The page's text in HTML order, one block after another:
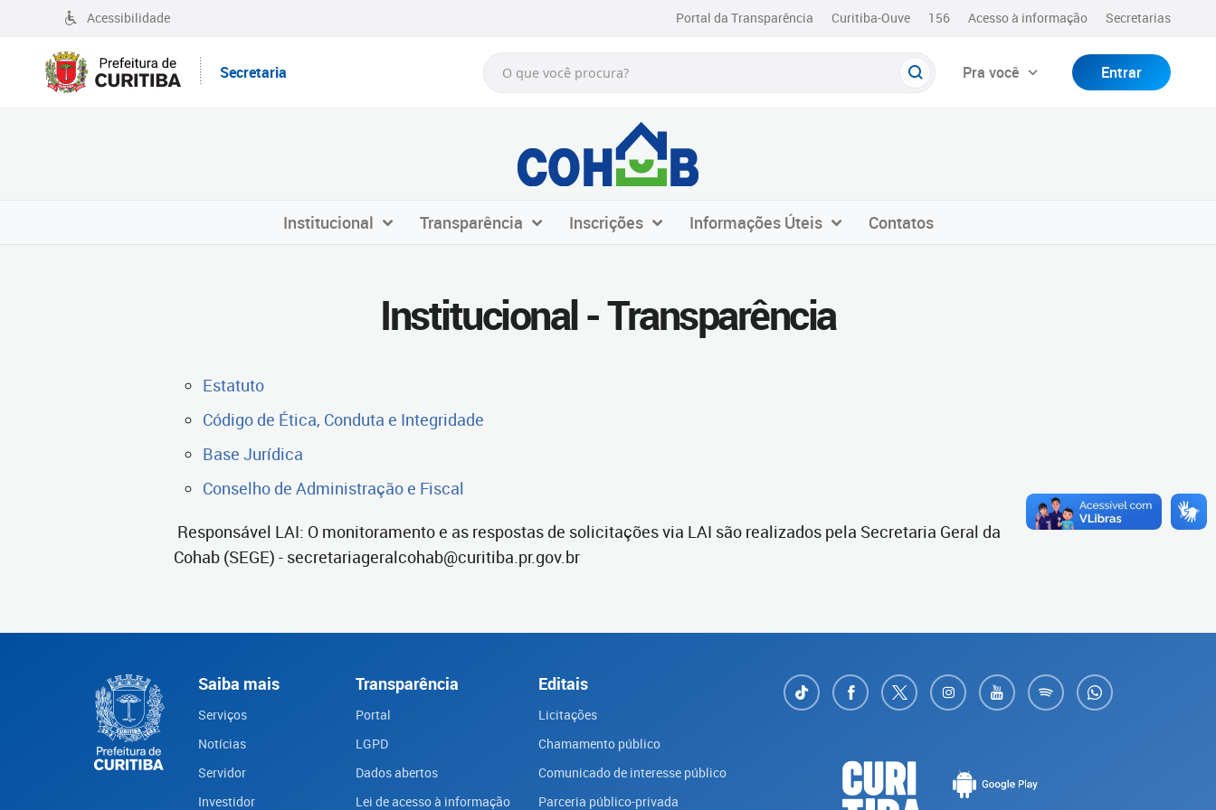
Acessibilidade Portal da Transparência Curitiba-Ouve 156 Acesso à informação Secretarias
Secretaria Pra você Entrar
Institucional Transparência Inscrições Informações Úteis Contatos
Institucional - Transparência
Estatuto
Código de Ética, Conduta e Integridade
Base Jurídica
Conselho de Administração e Fiscal
Responsável LAI: O monitoramento e as respostas de solicitações via LAI são realizados pela Secretaria Geral da
Cohab (SEGE) - secretariageralcohab@curitiba.pr.gov.br
Saiba mais
Serviços
Notícias
Servidor
Investidor
Transparência
Portal
LGPD
Dados abertos
Lei de acesso à informação
Editais
Licitações
Chamamento público
Comunicado de interesse público
Parceria público-privada